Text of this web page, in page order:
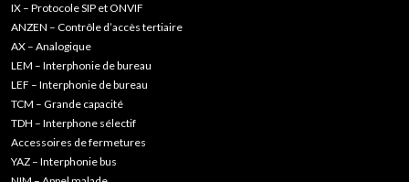
IX – Protocole SIP et ONVIF
ANZEN – Contrôle d’accès tertiaire
AX – Analogique
LEM – Interphonie de bureau
LEF – Interphonie de bureau
TCM – Grande capacité
TDH – Interphone sélectif
Accessoires de fermetures
YAZ – Interphonie bus